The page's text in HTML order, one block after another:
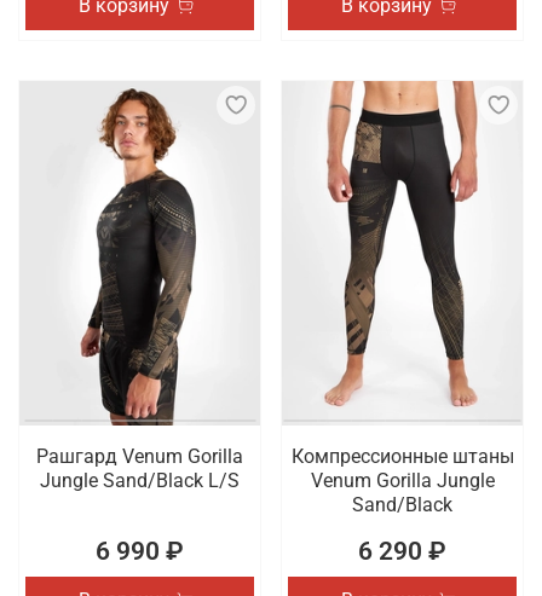
В корзину В корзину
Рашгард Venum Gorilla
Jungle Sand/Black L/S
6 990 ₽
Компрессионные штаны
Venum Gorilla Jungle
Sand/Black
6 290 ₽